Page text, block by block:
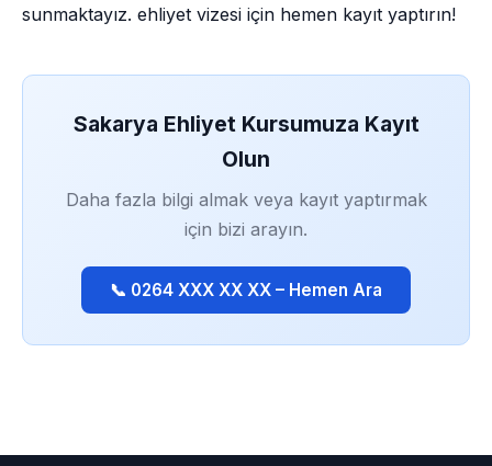
sunmaktayız. ehliyet vizesi için hemen kayıt yaptırın!
Sakarya Ehliyet Kursumuza Kayıt
Olun
Daha fazla bilgi almak veya kayıt yaptırmak
için bizi arayın.
📞 0264 XXX XX XX – Hemen Ara